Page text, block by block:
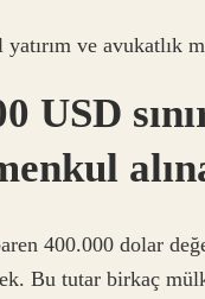
ve avukatlık
USD
400.000 dolar
Bu tutar birkaç